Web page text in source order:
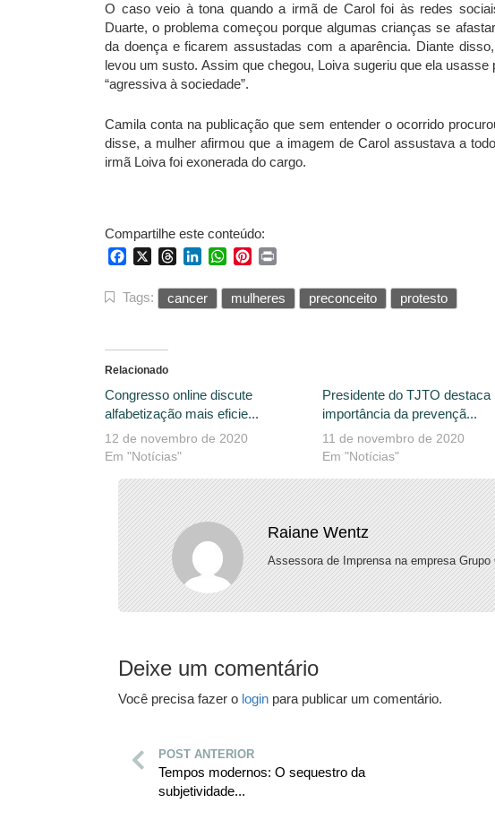
O caso veio à tona quando a irmã de Carol foi às redes
Duarte, o problema começou porque algumas crianças se
da doença e ficarem assustadas com a aparência. Diante
levou um susto. Assim que chegou, Loiva sugeriu que ela
“agressiva à sociedade”.
Camila conta na publicação que sem entender o ocorrido
disse, a mulher afirmou que a imagem de Carol assustava a
irmã Loiva foi exonerada do cargo.
Compartilhe este conteúdo:
FacebookThreadsLinkedInWhatsApp
Pinterest
Tags: cancer mulheres preconceito protesto
Relacionado
Congresso online discute
alfabetização mais eficie...
12 de novembro de 2020
Em "Notícias"
Presidente do TJTO destaca
importância da prevençã...
11 de novembro de 2020
Em "Notícias"
Raiane Wentz
Assessora de Imprensa na empresa Grupo
Deixe um comentário
Você precisa fazer o login para publicar um comentário.
POST ANTERIOR
Tempos modernos: O sequestro da
subjetividade...